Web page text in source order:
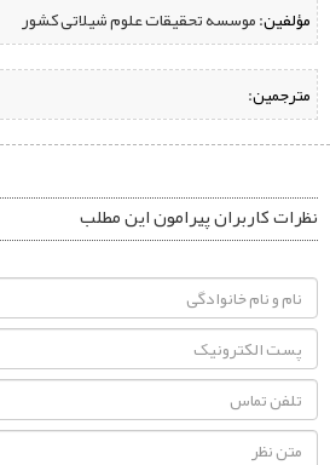
مؤلفین:‌ موسسه تحقیقات علوم شیلاتی کشور
مترجمین:
نظرات کاربران پیرامون این مطلب